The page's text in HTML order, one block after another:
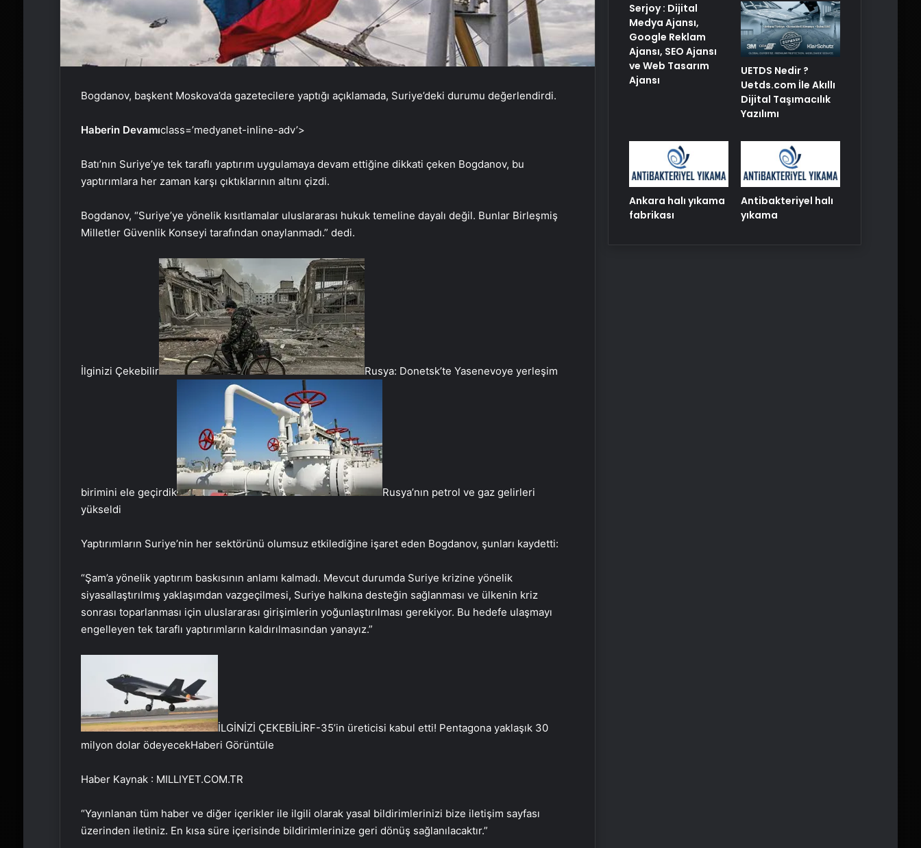
Bogdanov, başkent Moskova’da gazetecilere yaptığı açıklamada, Suriye’deki durumu değerlendirdi.
Haberin Devamıclass=’medyanet-inline-adv’>
Batı’nın Suriye’ye tek taraflı yaptırım uygulamaya devam ettiğine dikkati çeken Bogdanov, bu
yaptırımlara her zaman karşı çıktıklarının altını çizdi.
Bogdanov, “Suriye’ye yönelik kısıtlamalar uluslararası hukuk temeline dayalı değil. Bunlar Birleşmiş
Milletler Güvenlik Konseyi tarafından onaylanmadı.” dedi.
İlginizi Çekebilir Rusya: Donetsk’te Yasenevoye yerleşim
birimini ele geçirdik
Rusya’nın petrol ve gaz gelirleri
yükseldi
Yaptırımların Suriye’nin her sektörünü olumsuz etkilediğine işaret eden Bogdanov, şunları kaydetti:
“Şam’a yönelik yaptırım baskısının anlamı kalmadı. Mevcut durumda Suriye krizine yönelik
siyasallaştırılmış yaklaşımdan vazgeçilmesi, Suriye halkına desteğin sağlanması ve ülkenin kriz
sonrası toparlanması için uluslararası girişimlerin yoğunlaştırılması gerekiyor. Bu hedefe ulaşmayı
engelleyen tek taraflı yaptırımların kaldırılmasından yanayız.”
İLGİNİZİ ÇEKEBİLİRF-35’in üreticisi kabul etti! Pentagona yaklaşık 30
milyon dolar ödeyecekHaberi Görüntüle
Haber Kaynak : MILLIYET.COM.TR
“Yayınlanan tüm haber ve diğer içerikler ile ilgili olarak yasal bildirimlerinizi bize iletişim sayfası
üzerinden iletiniz. En kısa süre içerisinde bildirimlerinize geri dönüş sağlanılacaktır.”
Datahost İle Güvenilir Sunucu
Hizmetleri
Serjoy : Dijital
Medya Ajansı,
Google Reklam
Ajansı, SEO Ajansı
ve Web Tasarım
Ajansı
UETDS Nedir ?
Uetds.com İle Akıllı
Dijital Taşımacılık
Yazılımı
Ankara halı yıkama
fabrikası
Antibakteriyel halı
yıkama